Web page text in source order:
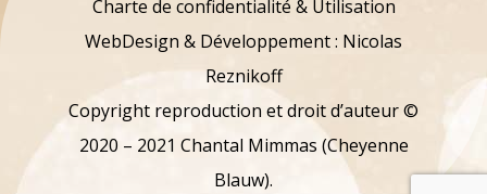
Charte de confidentialité & Utilisation
WebDesign & Développement : Nicolas
Reznikoff
Copyright reproduction et droit d’auteur ©
2020 – 2021 Chantal Mimmas (Cheyenne
Blauw).